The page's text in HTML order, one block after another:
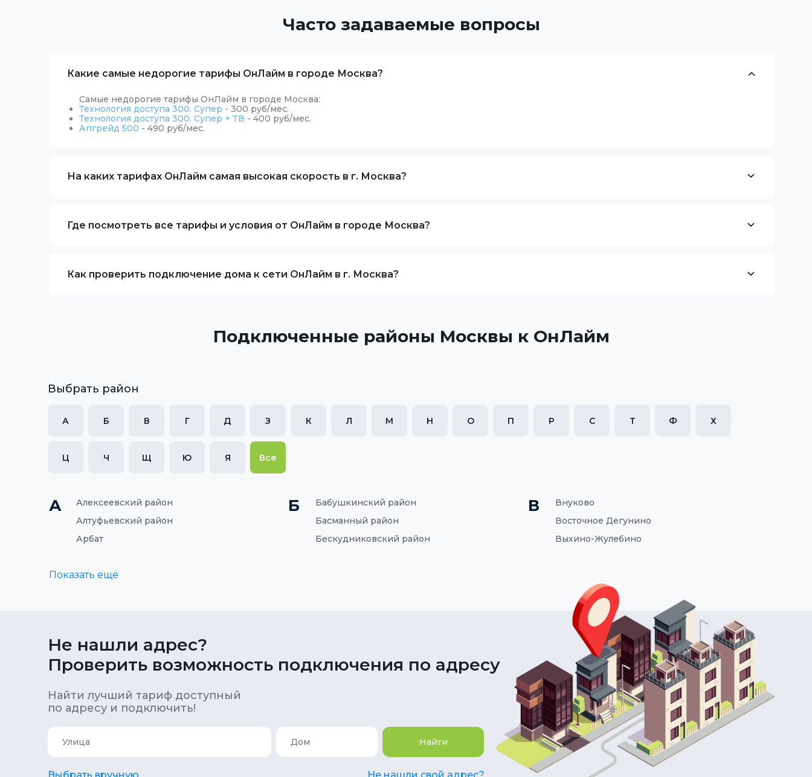
Часто задаваемые вопросы
Какие самые недорогие тарифы ОнЛайм в городе Москва?
Самые недорогие тарифы ОнЛайм в городе Москва:
Технология доступа 300. Супер - 300 руб/мес.
Технология доступа 300. Супер + ТВ - 400 руб/мес.
Апгрейд 500 - 490 руб/мес.
На каких тарифах ОнЛайм самая высокая скорость в г. Москва?
Где посмотреть все тарифы и условия от ОнЛайм в городе Москва?
Как проверить подключение дома к сети ОнЛайм в г. Москва?
Подключенные районы Москвы к ОнЛайм
Выбрать район
А Б В Г Д З К Л М Н О П Р С Т Ф Х
Ц Ч Щ Ю Я Все
А
Алексеевский район
Алтуфьевский район
Арбат
Б
Бабушкинский район
Басманный район
Бескудниковский район
В
Внуково
Восточное Дегунино
Выхино-Жулебино
Показать ещё
Не нашли адрес?
Проверить возможность подключения по адресу
Найти лучший тариф доступный
по адресу и подключить!
Найти